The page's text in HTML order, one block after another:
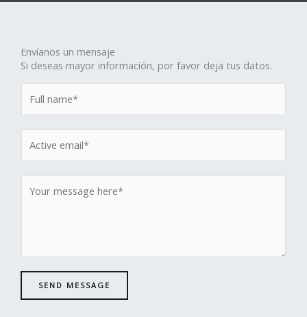
Envíanos un mensaje
Si deseas mayor información, por favor deja tus datos.
SEND MESSAGE